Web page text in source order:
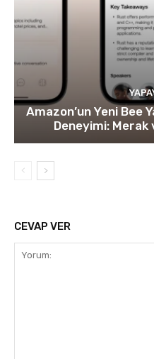
Amazon’un Yeni Bee
Deneyimi: Merak
CEVAP VER